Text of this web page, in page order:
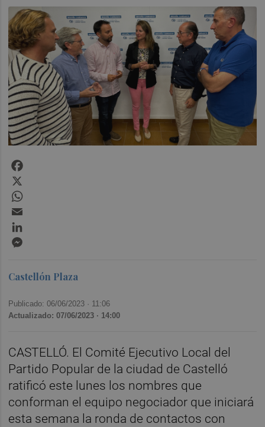
Castellón Plaza
Publicado: 06/06/2023 · 11:06
Actualizado: 07/06/2023 · 14:00
CASTELLÓ. El Comité Ejecutivo Local del
Partido Popular de la ciudad de Castelló
ratificó este lunes los nombres que
conforman el equipo negociador que iniciará
esta semana la ronda de contactos con